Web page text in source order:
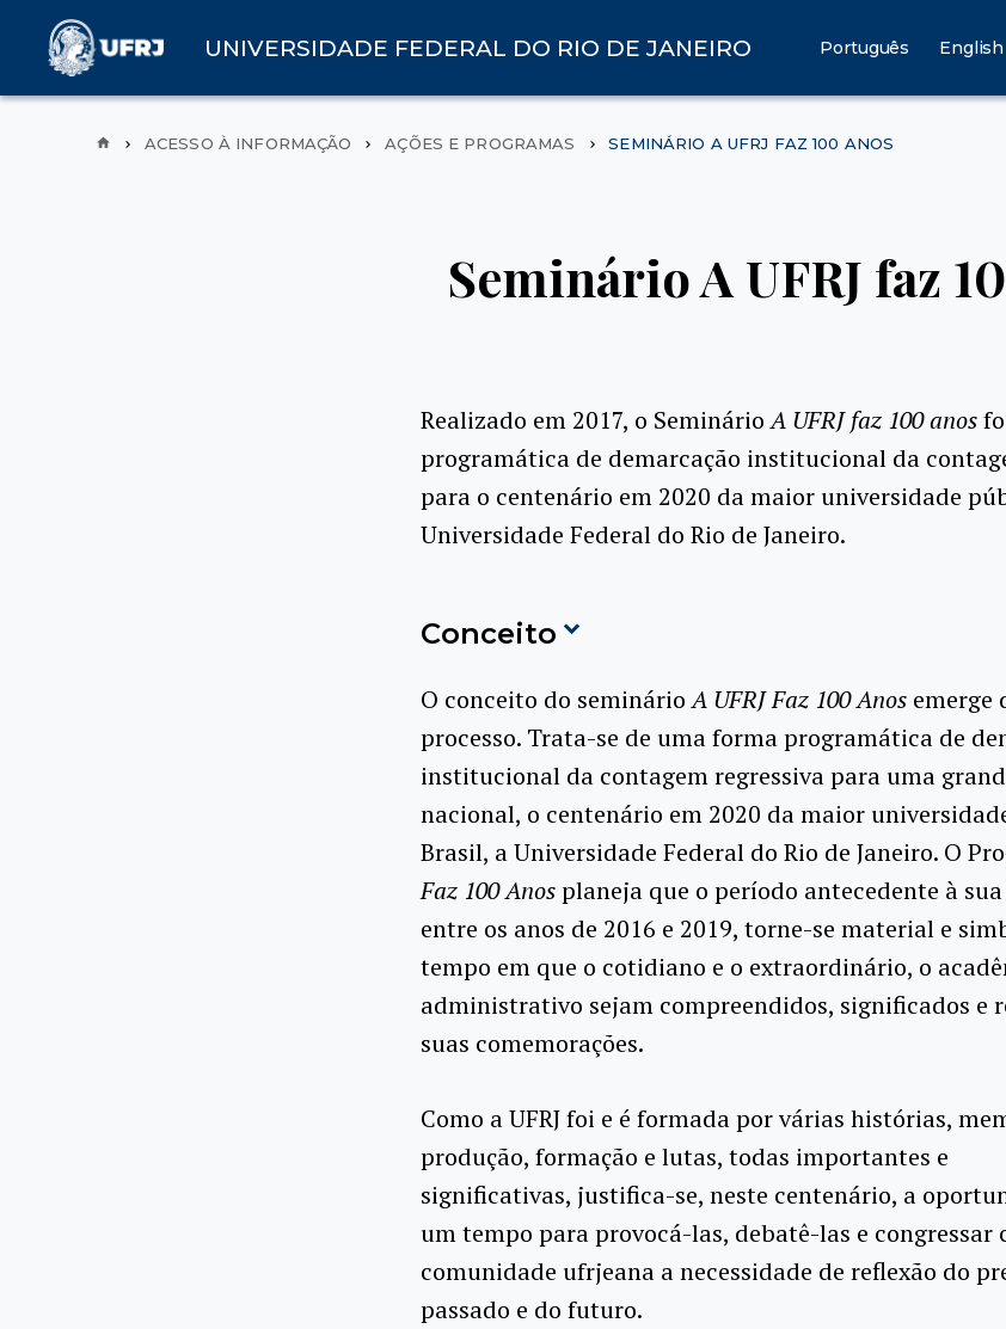
UNIVERSIDADE FEDERAL DO RIO DE JANEIRO Português English
ACESSO À INFORMAÇÃO AÇÕES E PROGRAMAS SEMINÁRIO A UFRJ FAZ 100 ANOS
Seminário A UFRJ faz
Realizado em 2017, o SeminárioA UFRJ faz 100 anos
programática de demarcação institucional da
para o centenário em 2020 da maior universidade
Universidade Federal do Rio de Janeiro.
Conceito
O conceito do seminárioA UFRJ Faz 100 Anos emerge
processo. Trata-se de uma forma programática de
institucional da contagem regressiva para uma
nacional, o centenário em 2020 da maior
Brasil, a Universidade Federal do Rio de Janeiro. O
Faz 100 Anosplaneja que o período antecedente à
entre os anos de 2016 e 2019, torne-se material e
tempo em que o cotidiano e o extraordinário, o
administrativo sejam compreendidos, significados e
suas comemorações.
Como a UFRJ foi e é formada por várias histórias,
produção, formação e lutas, todas importantes e
significativas, justifica-se, neste centenário, a
um tempo para provocá-las, debatê-las e congressar
comunidade ufrjeana a necessidade de reflexão do
passado e do futuro.